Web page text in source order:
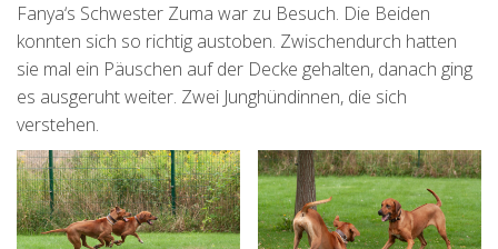
Fanya‘s Schwester Zuma war zu Besuch. Die Beiden
konnten sich so richtig austoben. Zwischendurch hatten
sie mal ein Päuschen auf der Decke gehalten, danach ging
es ausgeruht weiter. Zwei Junghündinnen, die sich
verstehen.